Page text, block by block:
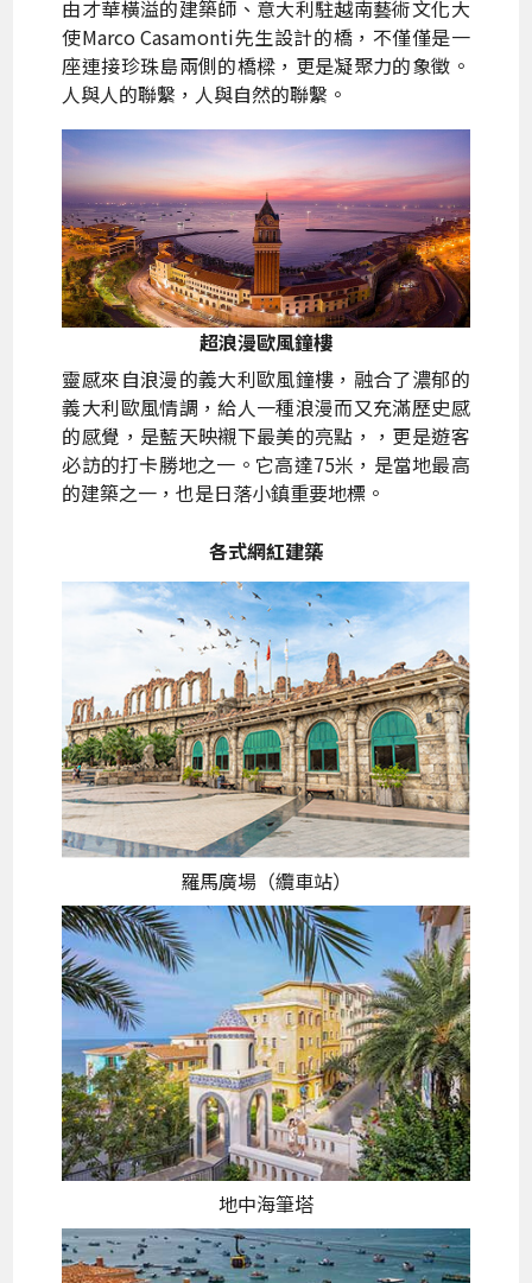
由才華橫溢的建築師、意大利駐越南藝術文化大
使Marco Casamonti先生設計的橋，不僅僅是一
座連接珍珠島兩側的橋樑，更是凝聚力的象徵。
人與人的聯繫，人與自然的聯繫。
超浪漫歐風鐘樓
靈感來自浪漫的義大利歐風鐘樓，融合了濃郁的
義大利歐風情調，給人一種浪漫而又充滿歷史感
的感覺，是藍天映襯下最美的亮點，，更是遊客
必訪的打卡勝地之一。它高達75米，是當地最高
的建築之一，也是日落小鎮重要地標。
各式網紅建築
羅馬廣場（纜車站）
地中海筆塔